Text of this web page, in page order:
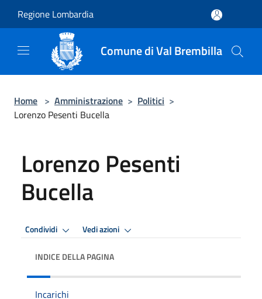
Regione Lombardia
Comune di Val Brembilla
Home > Amministrazione > Politici >
Lorenzo Pesenti Bucella
Lorenzo Pesenti
Bucella
Condividi Vedi azioni
INDICE DELLA PAGINA
Incarichi